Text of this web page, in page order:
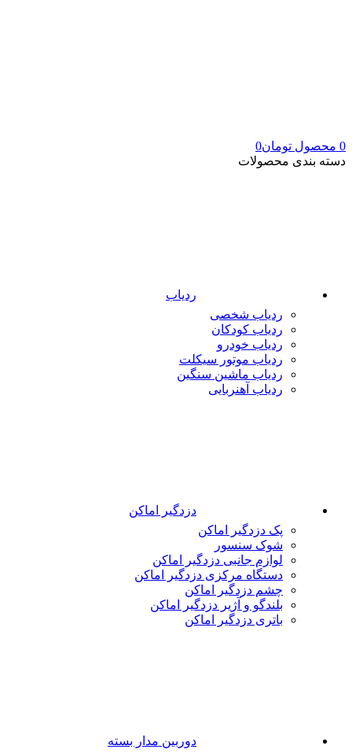
0 محصول تومان0
دسته بندی محصولات
ردیاب
ردیاب شخصی
ردیاب کودکان
ردیاب خودرو
ردیاب موتور سیکلت
ردیاب ماشین سنگین
ردیاب آهنربایی
دزدگیر اماکن
پک دزدگیر اماکن
شوک سنسور
لوازم جانبی دزدگیر اماکن
دستگاه مرکزی دزدگیر اماکن
چشم دزدگیر اماکن
بلندگو و آژیر دزدگیر اماکن
باتری دزدگیر اماکن
دوربین مدار بسته